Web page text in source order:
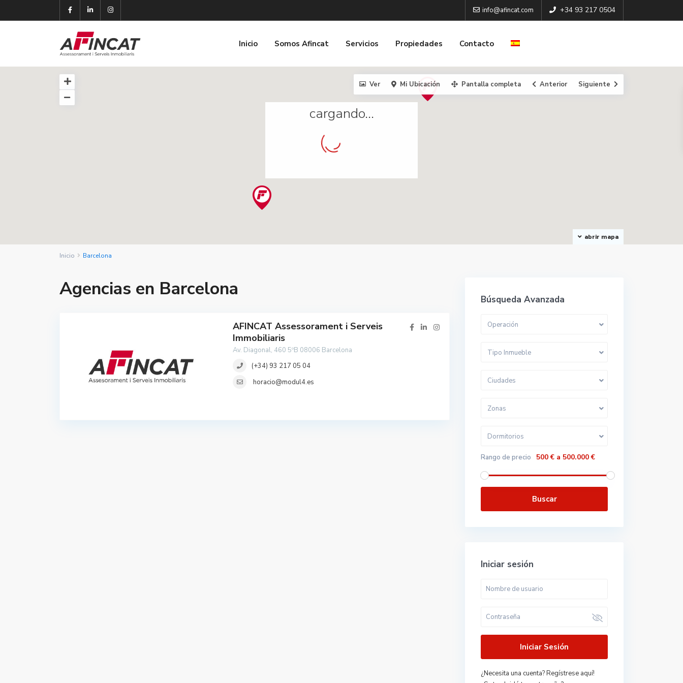
info@afincat.com +34 93 217 0504
Inicio Somos Afincat Servicios Propiedades Contacto
cargando...
abrir mapa
Ver Mi Ubicación Pantalla completa Anterior Siguiente
Inicio Barcelona
Agencias en Barcelona
AFINCAT Assessorament i Serveis
Immobiliaris
Av. Diagonal, 460 5ºB 08006 Barcelona
(+34) 93 217 05 04
horacio@modul4.es
Búsqueda Avanzada
Operación
Tipo Inmueble
Ciudades
Zonas
Dormitorios
Rango de precio 500 € a 500.000 €
Buscar
Iniciar sesión
Iniciar Sesión
¿Necesita una cuenta? Regístrese aquí!